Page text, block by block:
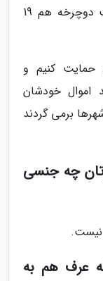
اتومبیل، 19 کیلومتر است. متوسط سرعت دوچرخه هم 19
حمایت کنیم و
اموال خودشان
برمی گردند
چه جنسی
نیست.
عرف هم به